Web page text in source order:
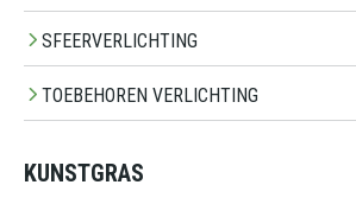
SFEERVERLICHTING
TOEBEHOREN VERLICHTING
KUNSTGRAS